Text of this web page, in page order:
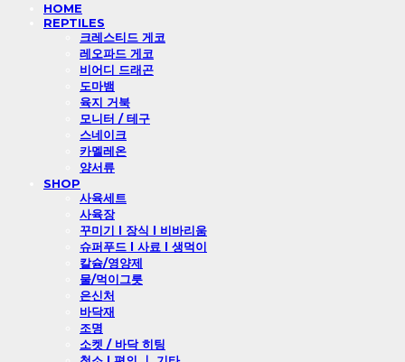
HOME
REPTILES
크레스티드 게코
레오파드 게코
비어디 드래곤
도마뱀
육지 거북
모니터 / 테구
스네이크
카멜레온
양서류
SHOP
사육세트
사육장
꾸미기 l 장식 l 비바리움
슈퍼푸드 l 사료 l 생먹이
칼슘/영양제
물/먹이그릇
은신처
바닥재
조명
소켓 / 바닥 히팅